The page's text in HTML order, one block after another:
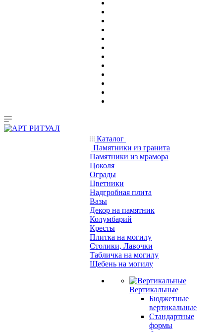
Каталог
Памятники из гранита
Памятники из мрамора
Цоколя
Ограды
Цветники
Надгробная плита
Вазы
Декор на памятник
Колумбарий
Кресты
Плитка на могилу
Столики, Лавочки
Табличка на могилу
Щебень на могилу
Вертикальные
Бюджетные
вертикальные
Стандартные
формы